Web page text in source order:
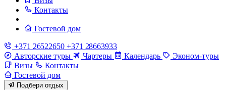
Контакты
Гостевой дом
+371 26522650 +371 28663933
Авторские туры
Чартеры Календарь
Эконом-туры
Визы
Контакты
Гостевой дом
Подбери отдых